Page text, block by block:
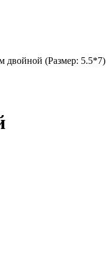
двойной (Размер: 5.5*7)